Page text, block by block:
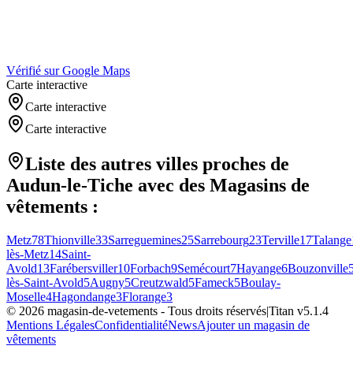
Vérifié sur Google Maps
Carte interactive
Carte interactive
Carte interactive
Liste des autres villes proches de
Audun-le-Tiche avec des Magasins de
vêtements :
Metz78Thionville33Sarreguemines25Sarrebourg23Terville17Talange
lès-Metz14Saint-
Avold13Farébersviller10Forbach9Semécourt7Hayange6Bouzonville
lès-Saint-Avold5Augny5Creutzwald5Fameck5Boulay-
Moselle4Hagondange3Florange3
© 2026 magasin-de-vetements - Tous droits réservés|Titan v5.1.4
Mentions LégalesConfidentialitéNewsAjouter un magasin de
vêtements